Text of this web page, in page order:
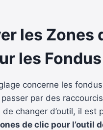
les Zones
les Fondus
concerne les
par des raccourcis
changer d’outil, il est
de clic pour l’outil